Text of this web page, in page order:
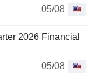
05/08
2026 Financial
05/08